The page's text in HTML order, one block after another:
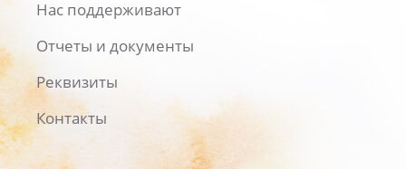
Нас поддерживают
Отчеты и документы
Реквизиты
Контакты